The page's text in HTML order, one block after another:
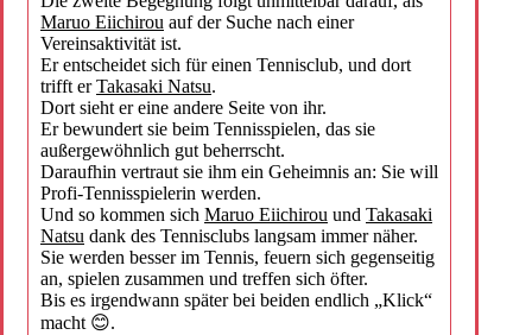
Maruo Eiichirou auf der Suche nach einer
Vereinsaktivität ist.
Er entscheidet sich für einen Tennisclub, und dort
trifft erTakasaki Natsu.
Dort sieht er eine andere Seite von ihr.
Er bewundert sie beim Tennisspielen, das sie
außergewöhnlich gut beherrscht.
Daraufhin vertraut sie ihm ein Geheimnis an: Sie will
Profi-Tennisspielerin werden.
Und so kommen sich Maruo Eiichirou und Takasaki
Natsu dank des Tennisclubs langsam immer näher.
Sie werden besser im Tennis, feuern sich gegenseitig
an, spielen zusammen und treffen sich öfter.
Bis es irgendwann später bei beiden endlich „Klick“
macht 😊.